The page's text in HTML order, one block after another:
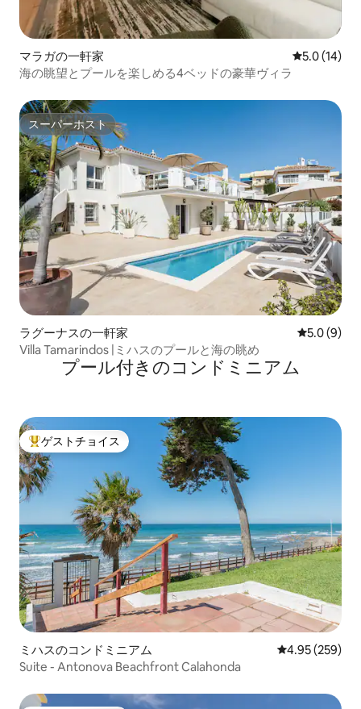
マラガの一軒家 レビュー14
5.0 (14)
海の眺望とプールを楽しめる4ベッドの豪華ヴィラ
スーパーホスト
スーパーホスト
ラグーナスの一軒家 レビュー9
5.0 (9)
Villa Tamarindos |ミハスのプールと海の眺め
プール付きのコンドミニアム
大好評のゲストチョイスです。
ゲストチョイス
ミハスのコンドミニアム レビュー259
4.95 (259)
Suite - Antonova Beachfront Calahonda